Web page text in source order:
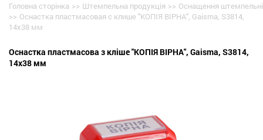
Головна сторінка >> Штемпельна продукція >> Оснащення штемпельні
>> Оснастка пластмасовая с клише "КОПІЯ ВІРНА", Gaisma, S3814,
14х38 мм
Оснастка пластмасова з кліше "КОПІЯ ВІРНА", Gaisma, S3814,
14х38 мм